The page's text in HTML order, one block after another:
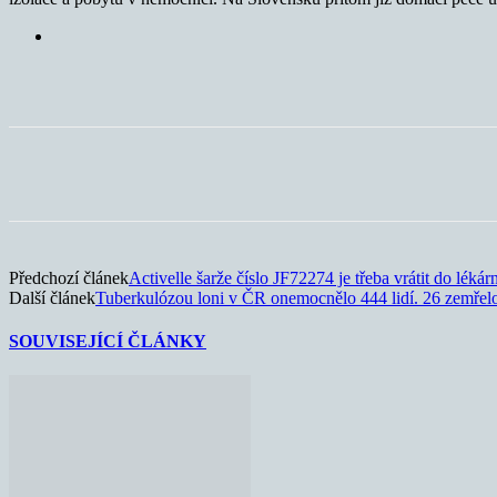
Předchozí článekActivelle šarže číslo JF72274 je třeba vrátit do
Další článekTuberkulózou loni v ČR onemocnělo 444 lidí. 26
SOUVISEJÍCÍ ČLÁNKY